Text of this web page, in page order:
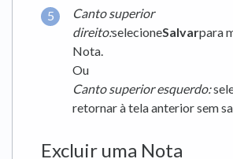
Canto superior
direito:selecioneSalvarpara
Nota.
Ou
Canto superior esquerdo:
retornar à tela anterior sem
Excluir uma Nota